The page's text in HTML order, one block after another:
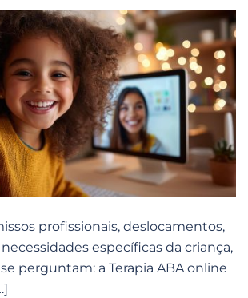
profissionais, deslocamentos,
específicas da criança,
perguntam: a Terapia ABA online